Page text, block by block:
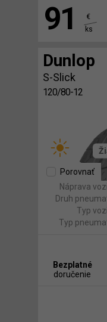
91
€
ks
Dunlop
S-Slick
120/80-12
Porovnať
Náprava
Druh
Typ
Typ
Bezplatné
doručenie